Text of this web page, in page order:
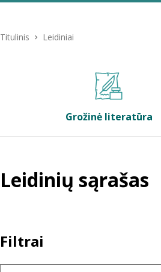
Titulinis Leidiniai
Grožinė literatūra
Leidinių sąrašas
Filtrai